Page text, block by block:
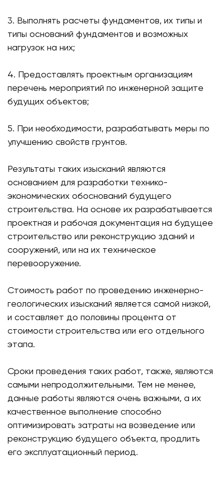
3. Выполнять расчеты фундаментов, их типы и
типы оснований фундаментов и возможных
нагрузок на них;
4. Предоставлять проектным организациям
перечень мероприятий по инженерной защите
будущих объектов;
5. При необходимости, разрабатывать меры по
улучшению свойств грунтов.
Результаты таких изысканий являются
основанием для разработки технико-
экономических обоснований будущего
строительства. На основе их разрабатывается
проектная и рабочая документация на будущее
строительство или реконструкцию зданий и
сооружений, или на их техническое
перевооружение.
Стоимость работ по проведению инженерно-
геологических изысканий является самой низкой,
и составляет до половины процента от
стоимости строительства или его отдельного
этапа.
Сроки проведения таких работ, также, являются
самыми непродолжительными. Тем не менее,
данные работы являются очень важными, а их
качественное выполнение способно
оптимизировать затраты на возведение или
реконструкцию будущего объекта, продлить
его эксплуатационный период.